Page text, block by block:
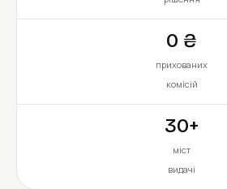
0 ₴
прихованих
комісій
30+
міст
видачі